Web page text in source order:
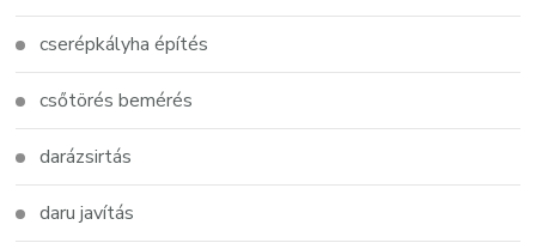
cserépkályha építés
csőtörés bemérés
darázsirtás
daru javítás